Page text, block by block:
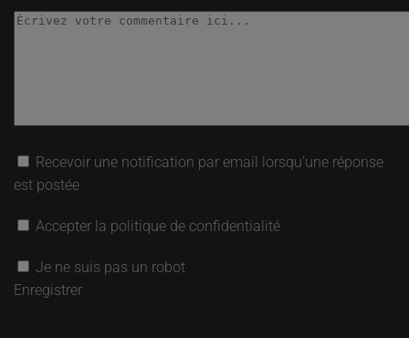
Recevoir une notification par email lorsqu’une réponse
est postée
Accepter la politique de confidentialité
Je ne suis pas un robot
Enregistrer